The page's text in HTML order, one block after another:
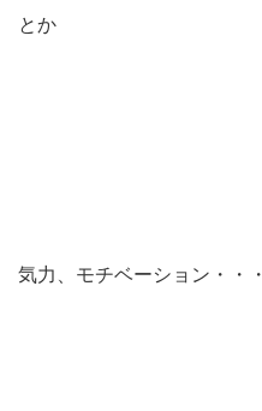
とか
気力、モチベーション・・・